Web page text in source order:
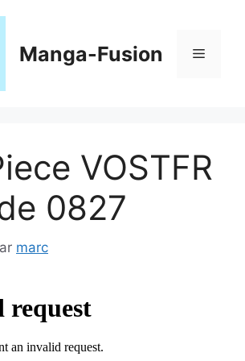
Manga-Fusion Menu
VOSTFR
0827
marc